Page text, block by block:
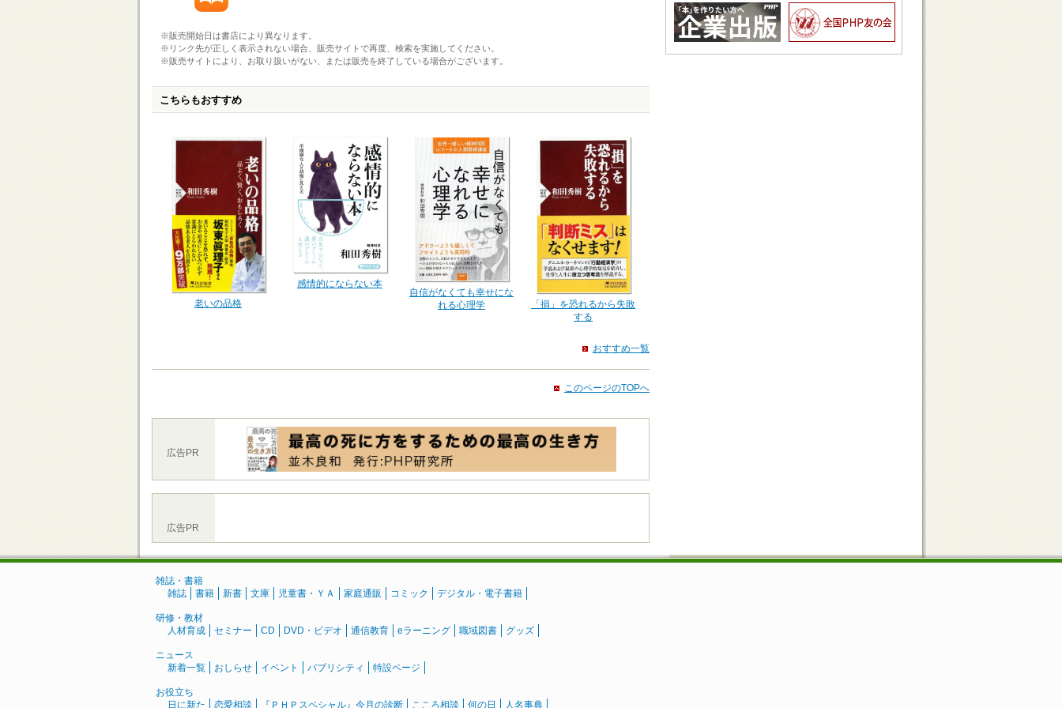
※販売開始日は書店により異なります。
※リンク先が正しく表示されない場合、販売サイトで再度、検索を実施してください。
※販売サイトにより、お取り扱いがない、または販売を終了している場合がございます。
こちらもおすすめ
老いの品格
感情的にならない本
自信がなくても幸せにな
れる心理学
「損」を恐れるから失敗
する
おすすめ一覧
このページのTOPへ
広告PR
広告PR
雑誌・書籍
雑誌
書籍 新書 文庫 児童書・ＹＡ 家庭通販 コミック デジタル・電子書籍
研修・教材
人材育成
セミナー CD DVD・ビデオ 通信教育 eラーニング 職域図書 グッズ
ニュース
新着一覧
おしらせ イベント パブリシティ 特設ページ
お役立ち
日に新た
恋愛相談 『ＰＨＰスペシャル』今月の診断 こころ相談 何の日 人名事典